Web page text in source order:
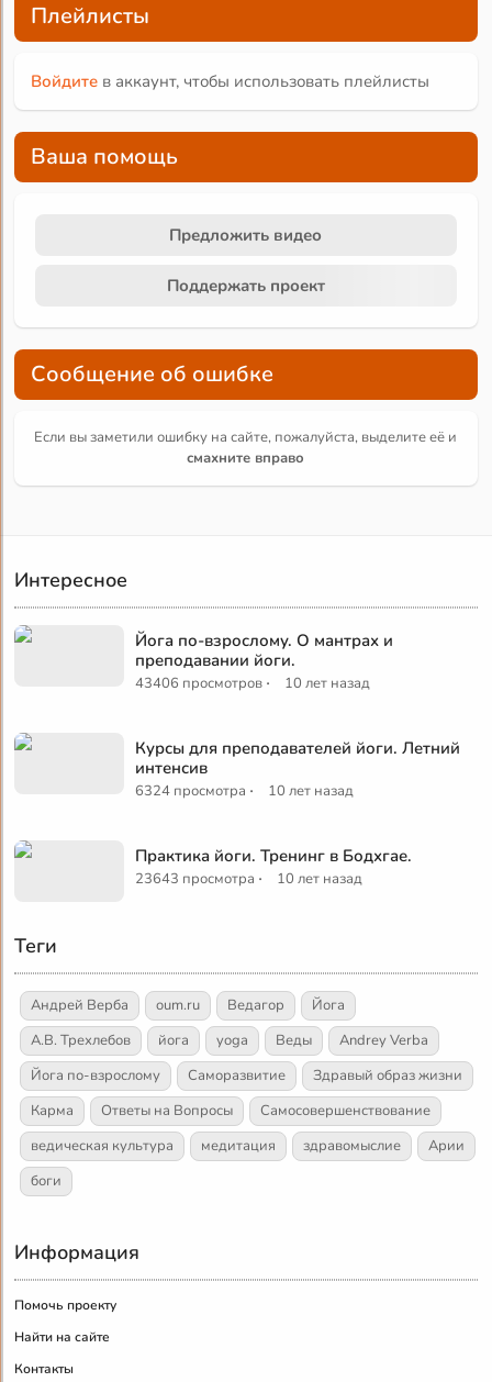
Плейлисты
Войдите в аккаунт, чтобы использовать плейлисты
Ваша помощь
Предложить видео
Поддержать проект
Сообщение об ошибке
Если вы заметили ошибку на сайте, пожалуйста, выделите её и
смахните вправо
Интересное
Йога по-взрослому. О мантрах и
преподавании йоги.
43406 просмотров · 10 лет назад
Курсы для преподавателей йоги. Летний
интенсив
6324 просмотра · 10 лет назад
Практика йоги. Тренинг в Бодхгае.
23643 просмотра · 10 лет назад
Теги
Андрей Верба oum.ru Ведагор
Йога
А.В. Трехлебов
йога yoga Веды
Andrey Verba
Йога по-взрослому
Саморазвитие
Здравый образ жизни
Карма
Ответы на Вопросы
Самосовершенствование
ведическая культура
медитация здравомыслие
Арии
боги
Информация
Помочь проекту
Найти на сайте
Контакты